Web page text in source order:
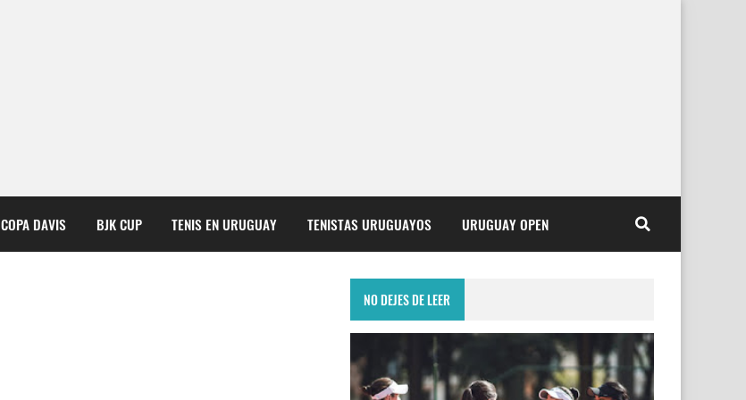
COPA DAVIS BJK CUP TENIS EN URUGUAY TENISTAS URUGUAYOS URUGUAY OPEN
NO DEJES DE LEER